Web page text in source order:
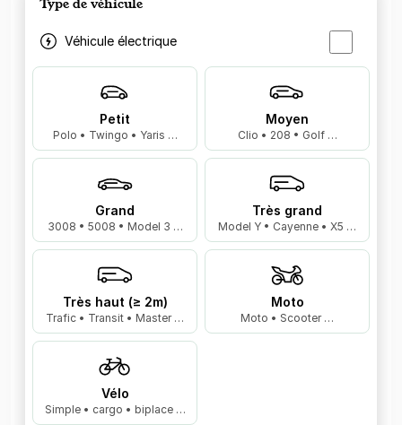
Véhicule électrique
Petit
Polo • Twingo • Yaris …
Moyen
Clio • 208 • Golf …
Grand
3008 • 5008 • Model 3 …
Très grand
Model Y • Cayenne • X5 …
Très haut (≥ 2m)
Trafic • Transit • Master …
Moto
Moto • Scooter …
Vélo
Simple • cargo • biplace …